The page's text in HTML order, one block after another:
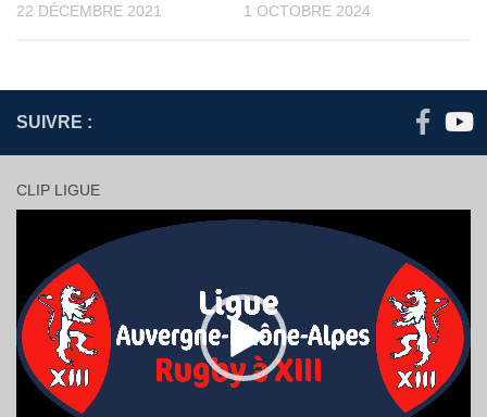
22 DÉCEMBRE 2021 1 OCTOBRE 2024
SUIVRE :
CLIP LIGUE